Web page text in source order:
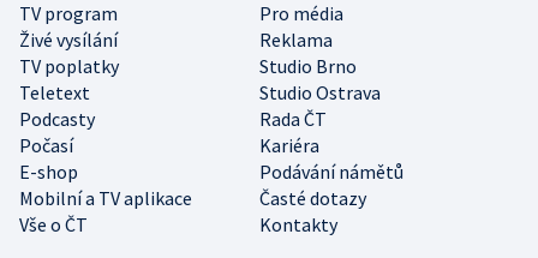
TV program
Pro média
Živé vysílání
Reklama
TV poplatky
Studio Brno
Teletext
Studio Ostrava
Podcasty
Rada ČT
Počasí
Kariéra
E-shop
Podávání námětů
Mobilní a TV aplikace
Časté dotazy
Vše o ČT
Kontakty